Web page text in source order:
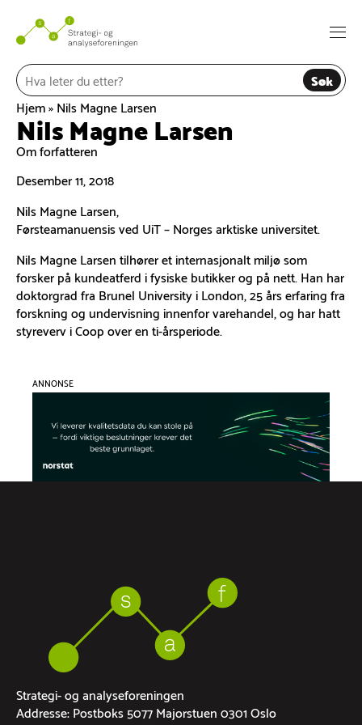
innhold
Søk
Hjem»Nils Magne Larsen
Nils Magne Larsen
Om forfatteren
Desember 11, 2018
Nils Magne Larsen,
Førsteamanuensis ved UiT – Norges arktiske universitet.
Nils Magne Larsen tilhører et internasjonalt miljø som
forsker på kundeatferd i fysiske butikker og på nett. Han har
doktorgrad fra Brunel University i London, 25 års erfaring fra
forskning og undervisning innenfor varehandel, og har hatt
styreverv i Coop over en ti-årsperiode.
ANNONSE
Strategi- og analyseforeningen
Addresse: Postboks 5077 Majorstuen 0301 Oslo